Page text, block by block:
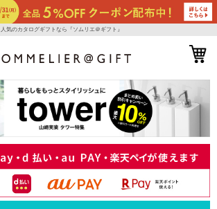
人気のカタログギフトなら『ソムリエ＠ギフト』